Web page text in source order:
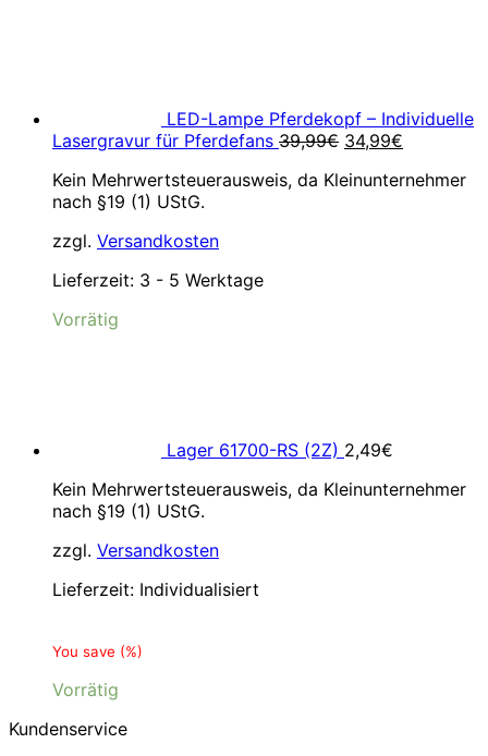
LED-Lampe Pferdekopf – Individuelle
Lasergravur für Pferdefans 39,99€ Ursprünglicher
war:
34,99€
ist:
Kein Mehrwertsteuerausweis, da Kleinunternehmer
nach §19 (1) UStG.
zzgl. Versandkosten
Lieferzeit: 3 - 5 Werktage
Vorrätig
Lager 61700-RS (2Z) 2,49€
Kein Mehrwertsteuerausweis, da Kleinunternehmer
nach §19 (1) UStG.
zzgl. Versandkosten
Lieferzeit: Individualisiert
You save (%)
Vorrätig
Kundenservice